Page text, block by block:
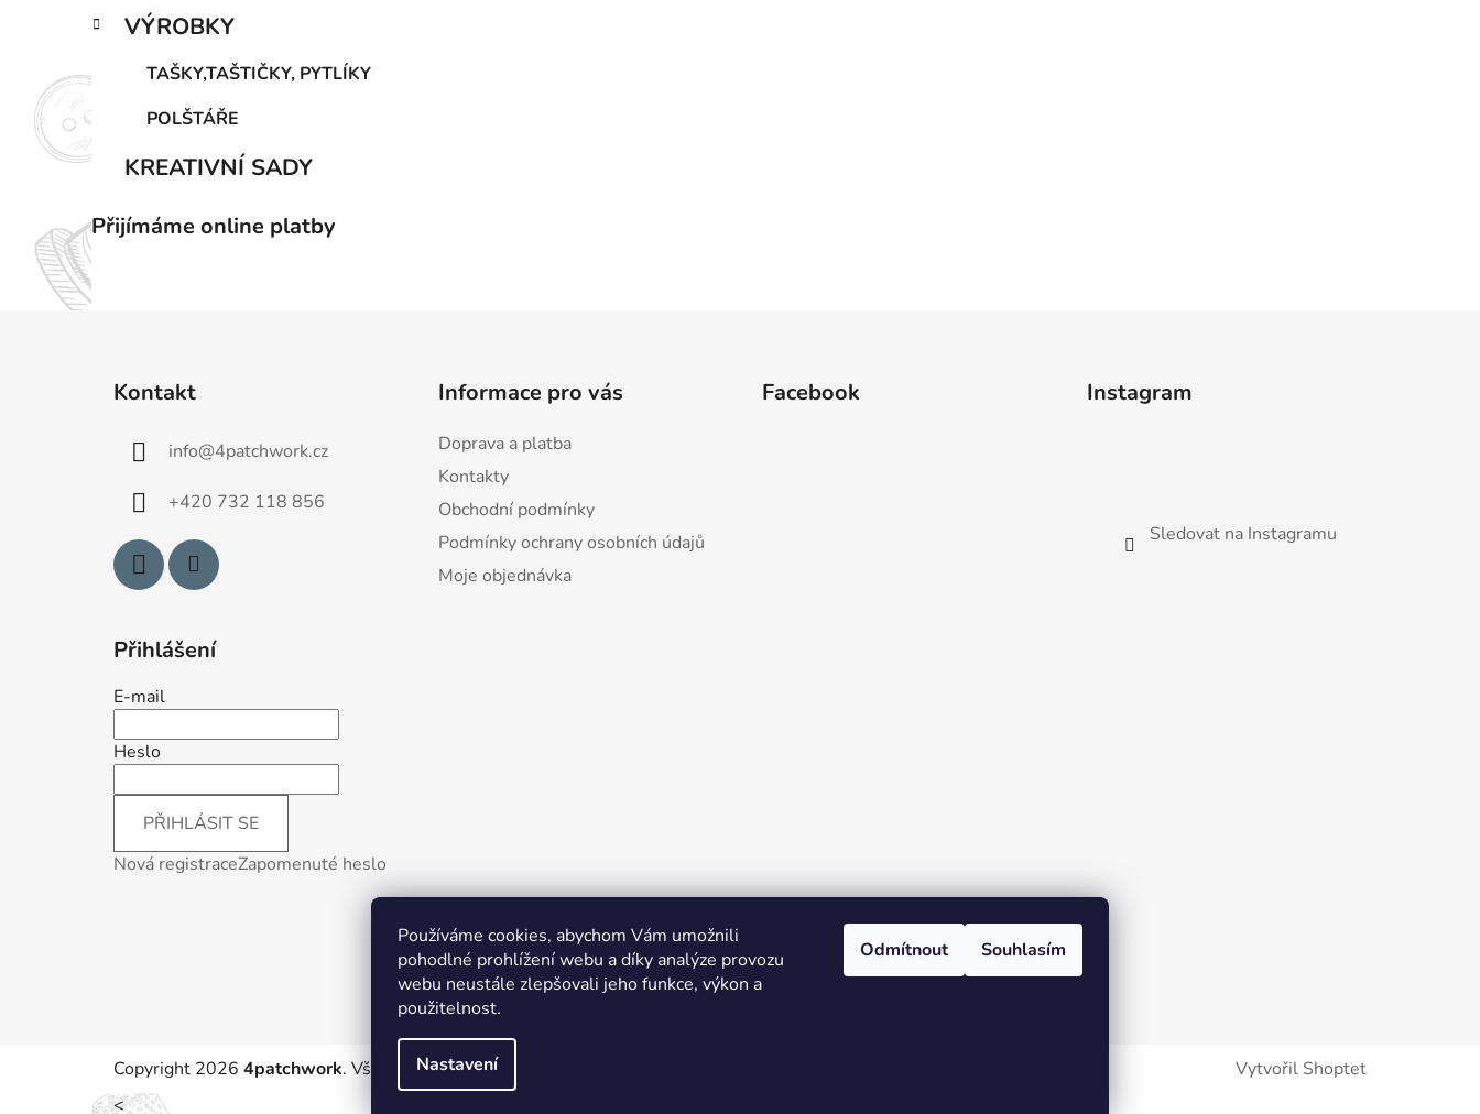
Používáme cookies, abychom Vám umožnili
pohodlné prohlížení webu a díky analýze provozu
webu neustále zlepšovali jeho funkce, výkon a
použitelnost.
Nastavení
Odmítnout Souhlasím
VÝROBKY
TAŠKY,TAŠTIČKY, PYTLÍKY
POLŠTÁŘE
KREATIVNÍ SADY
Přijímáme online platby
Kontakt
info@4patchwork.cz
+420 732 118 856
Informace pro vás
Doprava a platba
Kontakty
Obchodní podmínky
Podmínky ochrany osobních údajů
Moje objednávka
Facebook Instagram
Sledovat na Instagramu
Přihlášení
E-mail
Heslo
PŘIHLÁSIT SE
Nová registraceZapomenuté heslo
Facebook
Vytvořil Shoptet
Copyright 2026 4patchwork. Všechna práva vyhrazena.
<